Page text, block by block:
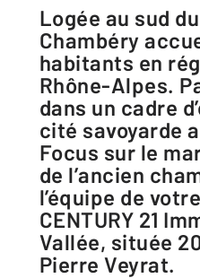
Logée au sud du lac du Bourget,
Chambéry
habitants en
Rhône-Alpes.
dans un cadre
cité savoyarde
Focus sur le
de l’ancien
l’équipe de
CENTURY 21
Vallée, située
Pierre Veyrat.